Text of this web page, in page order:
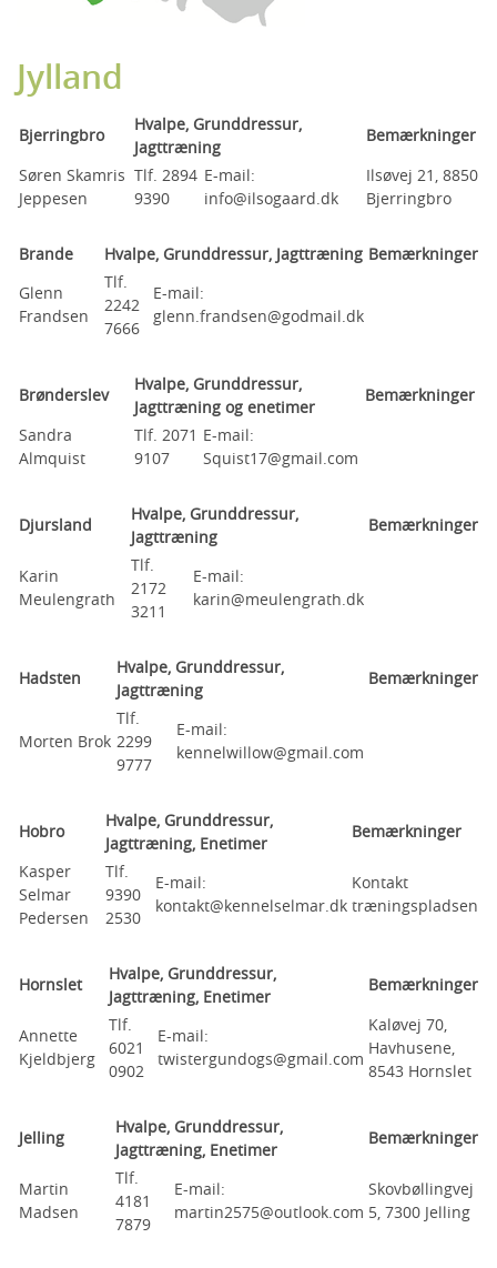
Jylland
Bjerringbro
Hvalpe, Grunddressur,
Jagttræning
Bemærkninger
Søren Skamris
Jeppesen
Tlf. 2894
9390
E-mail:
info@ilsogaard.dk
Ilsøvej 21, 8850
Bjerringbro
Brande Hvalpe, Grunddressur, Jagttræning Bemærkninger
Glenn
Frandsen
Tlf.
2242
7666
E-mail:
glenn.frandsen@godmail.dk
Brønderslev
Hvalpe, Grunddressur,
Jagttræning og enetimer
Bemærkninger
Sandra
Almquist
Tlf. 2071
9107
E-mail:
Squist17@gmail.com
Djursland
Hvalpe, Grunddressur,
Jagttræning
Bemærkninger
Karin
Meulengrath
Tlf.
2172
3211
E-mail:
karin@meulengrath.dk
Hadsten
Hvalpe, Grunddressur,
Jagttræning
Bemærkninger
Morten Brok
Tlf.
2299
9777
E-mail:
kennelwillow@gmail.com
Hobro
Hvalpe, Grunddressur,
Jagttræning, Enetimer
Bemærkninger
Kasper
Selmar
Pedersen
Tlf.
9390
2530
E-mail:
kontakt@kennelselmar.dk
Kontakt
træningspladsen
Hornslet
Hvalpe, Grunddressur,
Jagttræning, Enetimer
Bemærkninger
Annette
Kjeldbjerg
Tlf.
6021
0902
E-mail:
twistergundogs@gmail.com
Kaløvej 70,
Havhusene,
8543 Hornslet
Jelling
Hvalpe, Grunddressur,
Jagttræning, Enetimer
Bemærkninger
Martin
Madsen
Tlf.
4181
7879
E-mail:
martin2575@outlook.com
Skovbøllingvej
5, 7300 Jelling